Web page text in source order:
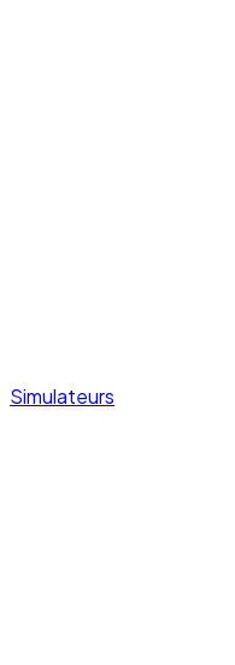
Simulateurs